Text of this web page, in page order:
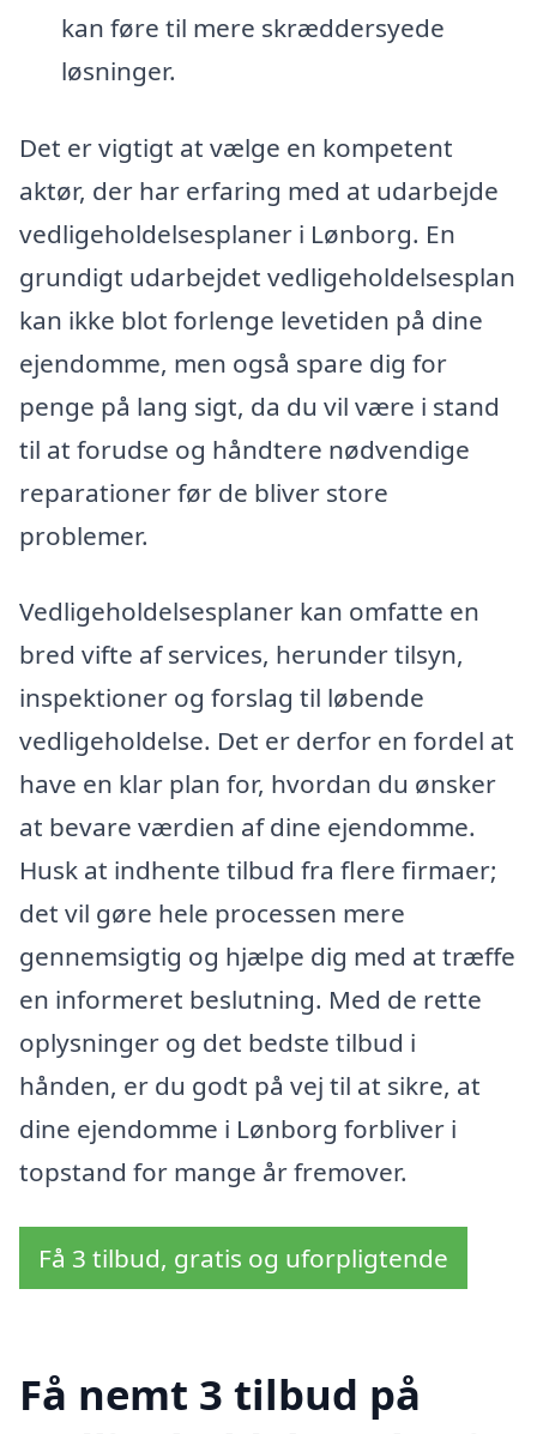
kan føre til mere skræddersyede
løsninger.
Det er vigtigt at vælge en kompetent
aktør, der har erfaring med at udarbejde
vedligeholdelsesplaner i Lønborg. En
grundigt udarbejdet vedligeholdelsesplan
kan ikke blot forlenge levetiden på dine
ejendomme, men også spare dig for
penge på lang sigt, da du vil være i stand
til at forudse og håndtere nødvendige
reparationer før de bliver store
problemer.
Vedligeholdelsesplaner kan omfatte en
bred vifte af services, herunder tilsyn,
inspektioner og forslag til løbende
vedligeholdelse. Det er derfor en fordel at
have en klar plan for, hvordan du ønsker
at bevare værdien af dine ejendomme.
Husk at indhente tilbud fra flere firmaer;
det vil gøre hele processen mere
gennemsigtig og hjælpe dig med at træffe
en informeret beslutning. Med de rette
oplysninger og det bedste tilbud i
hånden, er du godt på vej til at sikre, at
dine ejendomme i Lønborg forbliver i
topstand for mange år fremover.
Få 3 tilbud, gratis og uforpligtende
Få nemt 3 tilbud på